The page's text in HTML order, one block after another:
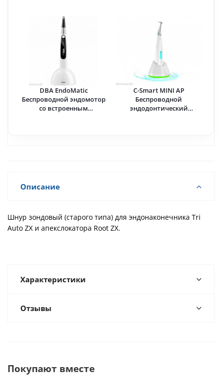
DBA EndoMatic
Беспроводной эндомотор
со встроенным
C-Smart MINI AP
Беспроводной
эндодонтический
Описание
Шнур зондовый (старого типа) для эндонаконечника Tri
Auto ZX и апекслокатора Root ZX.
Характеристики
Отзывы
Покупают вместе